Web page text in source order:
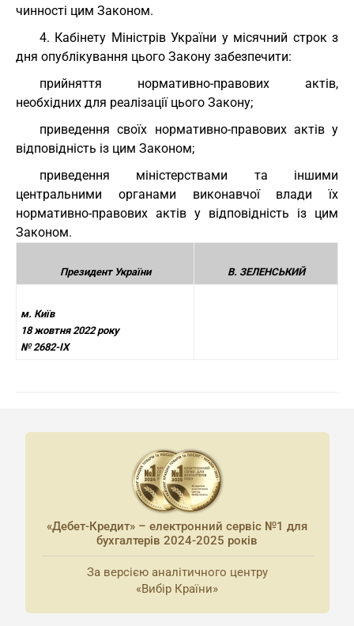
чинності цим Законом.
4. Кабінету Міністрів України у місячний строк з
дня опублікування цього Закону забезпечити:
прийняття нормативно-правових актів,
необхідних для реалізації цього Закону;
приведення своїх нормативно-правових актів у
відповідність із цим Законом;
приведення міністерствами та іншими
центральними органами виконавчої влади їх
нормативно-правових актів у відповідність із цим
Законом.
Президент України В. ЗЕЛЕНСЬКИЙ
м. Київ
18 жовтня 2022 року
№ 2682-IX
«Дебет-Кредит» – електронний сервіс №1 для
бухгалтерів 2024-2025 років
За версією аналітичного центру
«Вибір Країни»